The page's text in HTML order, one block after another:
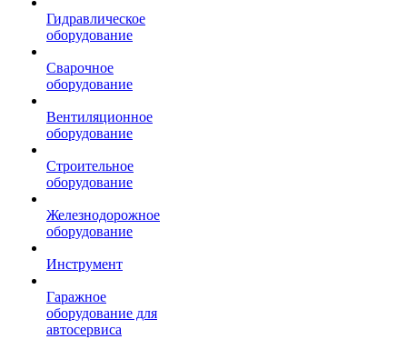
Гидравлическое
оборудование
Сварочное
оборудование
Вентиляционное
оборудование
Строительное
оборудование
Железнодорожное
оборудование
Инструмент
Гаражное
оборудование для
автосервиса